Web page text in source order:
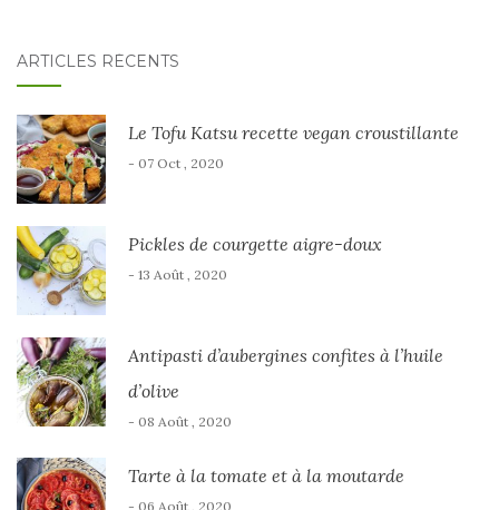
ARTICLES RÉCENTS
Le Tofu Katsu recette vegan croustillante
- 07 Oct , 2020
Pickles de courgette aigre-doux
- 13 Août , 2020
Antipasti d’aubergines confites à l’huile
d’olive
- 08 Août , 2020
Tarte à la tomate et à la moutarde
- 06 Août , 2020